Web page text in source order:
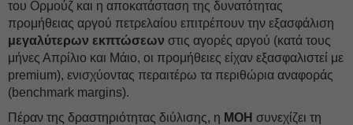
του Ορμούζ και η αποκατάσταση της δυνατότητας
προμήθειας αργού πετρελαίου επιτρέπουν την εξασφάλιση
μεγαλύτερων εκπτώσεων στις αγορές αργού (κατά τους
μήνες Απρίλιο και Μάιο, οι προμήθειες είχαν εξασφαλιστεί με
premium), ενισχύοντας περαιτέρω τα περιθώρια αναφοράς
(benchmark margins).
Πέραν της δραστηριότητας διύλισης, η MOH συνεχίζει τη